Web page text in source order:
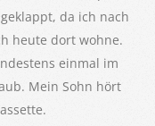
da ich nach
heute dort wohne.
einmal im
Mein Sohn hört